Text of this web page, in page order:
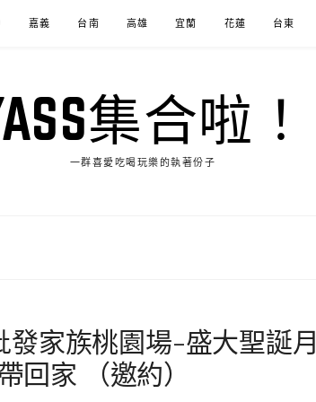
嘉義 台南 高雄 宜蘭 花蓮 台東
集合啦！
一群喜愛吃喝玩樂的執著份子
家族桃園場-盛大聖誕月
回家 （邀約）